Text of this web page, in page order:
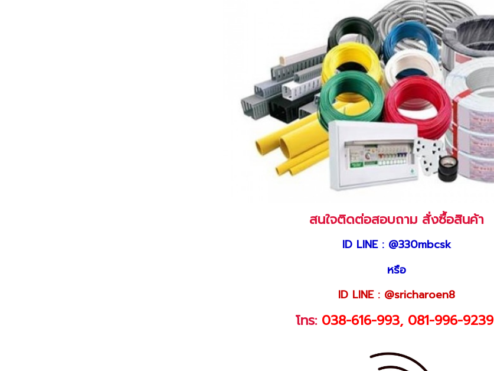
สนใจติดต่อสอบถาม สั่งซื้อสินค้า
ID LINE : @330mbcsk
หรือ
ID LINE : @sricharoen8
โทร: 038-616-993, 081-996-9239